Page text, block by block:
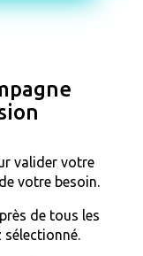
valider votre
votre besoin.
de tous les
sélectionné.